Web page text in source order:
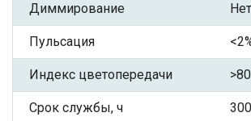
Диммирование Нет
Пульсация
Индекс цветопередачи >80
Срок службы, ч